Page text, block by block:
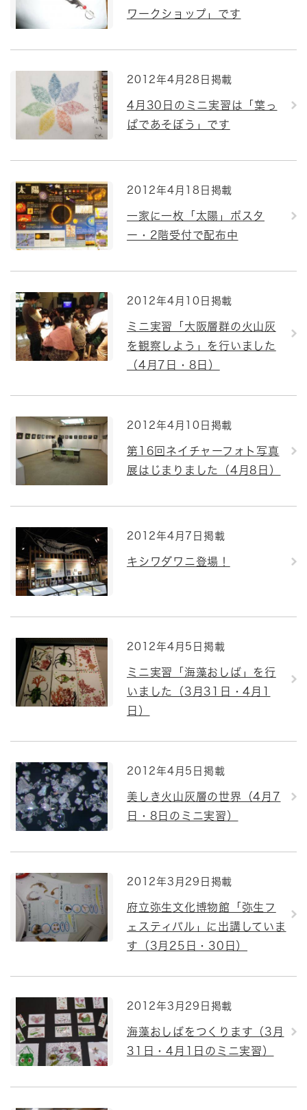
ワークショップ」です
2012年4月28日掲載
4月30日のミニ実習は「葉っ
ぱであそぼう」です
2012年4月18日掲載
一家に一枚「太陽」ポスタ
ー・2階受付で配布中
2012年4月10日掲載
ミニ実習「大阪層群の火山灰
を観察しよう」を行いました
（4月7日・8日）
2012年4月10日掲載
第16回ネイチャーフォト写真
展はじまりました（4月8日）
2012年4月7日掲載
キシワダワニ登場！
2012年4月5日掲載
ミニ実習「海藻おしば」を行
いました（3月31日・4月1
日）
2012年4月5日掲載
美しき火山灰層の世界（4月7
日・8日のミニ実習）
2012年3月29日掲載
府立弥生文化博物館「弥生フ
ェスティバル」に出講していま
す（3月25日・30日）
2012年3月29日掲載
海藻おしばをつくります（3月
31日・4月1日のミニ実習）